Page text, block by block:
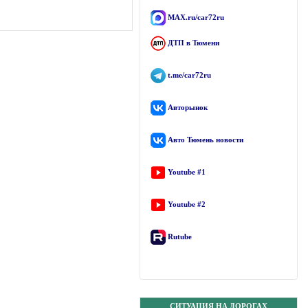
MAX.ru/car72ru
ДТП в Тюмени
t.me/car72ru
Авторынок
Авто Тюмень новости
Youtube #1
Youtube #2
Rutube
СИТУАЦИЯ НА ДОРОГАХ